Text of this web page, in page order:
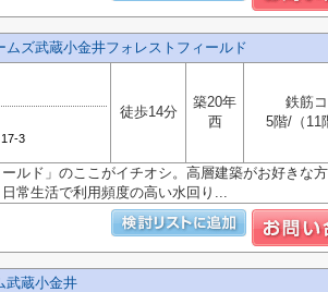
ムズ武蔵小金井フォレストフィールド
3
徒歩14分
築20年
西
鉄筋
5階/（11
ルド」のここがイチオシ。高層建築がお好きな
常生活で利用頻度の高い水回り...
武蔵小金井